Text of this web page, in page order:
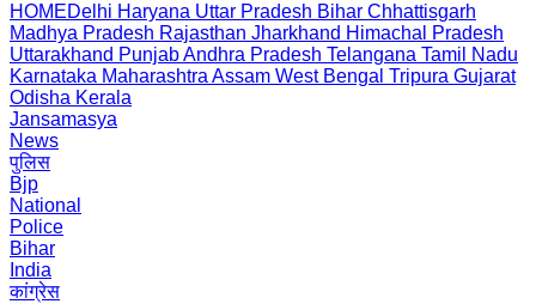
HOMEDelhi Haryana Uttar Pradesh Bihar Chhattisgarh
Madhya Pradesh Rajasthan Jharkhand Himachal Pradesh
Uttarakhand PunjabAndhra Pradesh Telangana Tamil Nadu
Karnataka Maharashtra Assam West Bengal Tripura Gujarat
Odisha Kerala
Jansamasya
News
पुलिस
Bjp
National
Police
Bihar
India
कांग्रेस